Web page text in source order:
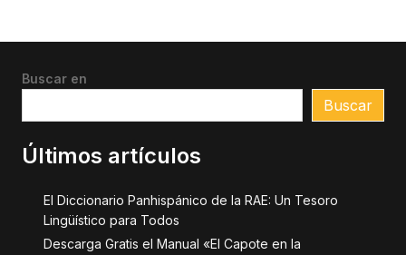
Buscar en
Buscar
Últimos artículos
El Diccionario Panhispánico de la RAE: Un Tesoro
Lingüístico para Todos
Descarga Gratis el Manual «El Capote en la